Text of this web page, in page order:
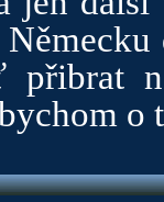
přibrat
o